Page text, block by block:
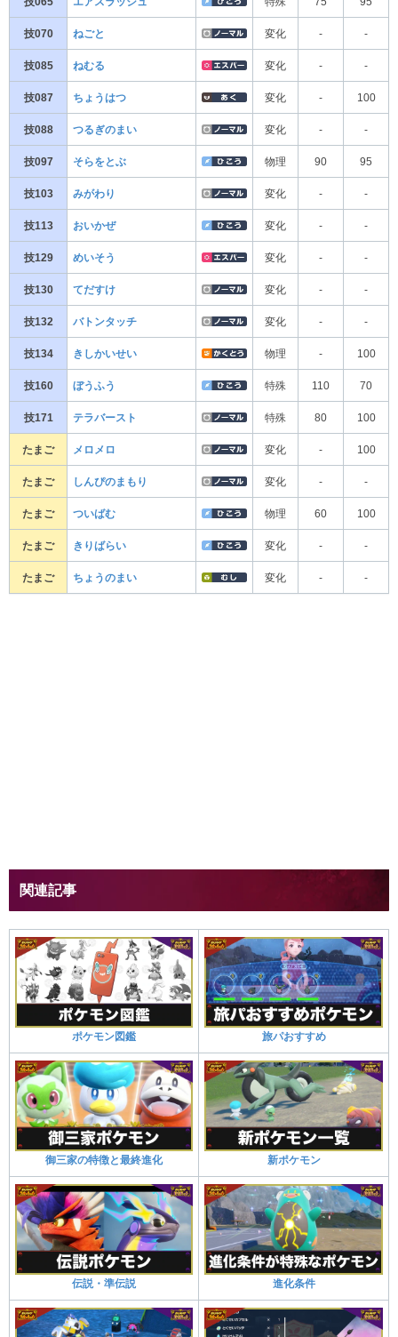
技070 ねごと 変化 - -
技085 ねむる 変化 - -
技087 ちょうはつ 変化 - 100
技088 つるぎのまい 変化 - -
技097 そらをとぶ 物理 90 95
技103 みがわり 変化 - -
技113 おいかぜ 変化 - -
技129 めいそう 変化 - -
技130 てだすけ 変化 - -
技132 バトンタッチ 変化 - -
技134 きしかいせい 物理 - 100
技160 ぼうふう 特殊 110 70
技171 テラバースト 特殊 80 100
たまご メロメロ 変化 - 100
たまご しんぴのまもり 変化 - -
たまご ついばむ 物理 60 100
たまご きりばらい 変化 - -
たまご ちょうのまい 変化 - -
関連記事
ポケモン図鑑 旅パおすすめ
御三家の特徴と最終進化 新ポケモン
伝説・準伝説 進化条件